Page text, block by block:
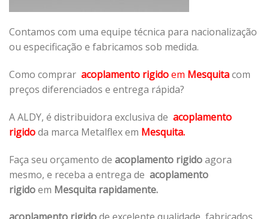
Contamos com uma equipe técnica para nacionalização
ou especificação e fabricamos sob medida.
Como comprar acoplamento rigidoem Mesquitacom
preços diferenciados e entrega rápida?
A ALDY, é distribuidora exclusiva de acoplamento
rigidoda marca Metalflex em Mesquita.
Faça seu orçamento de acoplamento rigidoagora
mesmo, e receba a entrega de acoplamento
rigidoem Mesquita rapidamente.